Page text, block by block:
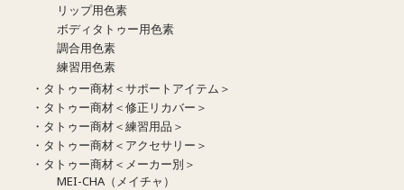
リップ用色素
ボディタトゥー用色素
調合用色素
練習用色素
・タトゥー商材＜サポートアイテム＞
・タトゥー商材＜修正リカバー＞
・タトゥー商材＜練習用品＞
・タトゥー商材＜アクセサリー＞
・タトゥー商材＜メーカー別＞
MEI-CHA（メイチャ）